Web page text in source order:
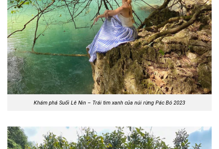
Khám phá Suối Lê Nin – Trái tim xanh của núi rừng Pác Bó 2023